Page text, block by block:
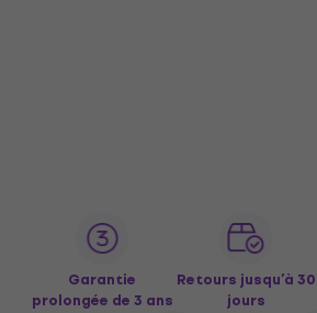
Garantie
prolongée de 3 ans
Retours jusqu’à 30
jours